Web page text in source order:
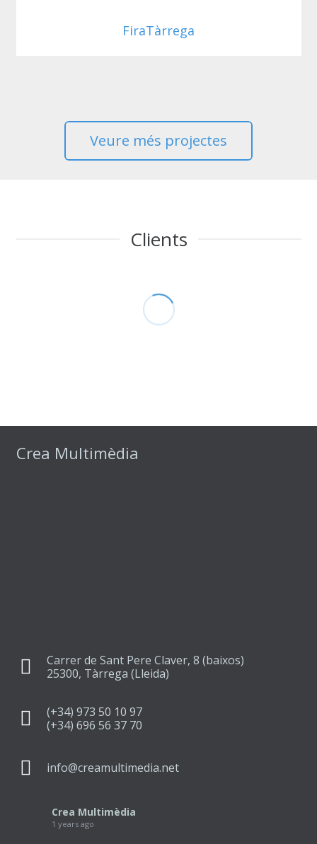
FiraTàrrega
Veure més projectes
Clients
Crea Multimèdia
Carrer de Sant Pere Claver, 8 (baixos)
25300, Tàrrega (Lleida)
(+34) 973 50 10 97
(+34) 696 56 37 70
info@creamultimedia.net
Crea Multimèdia
1 years ago